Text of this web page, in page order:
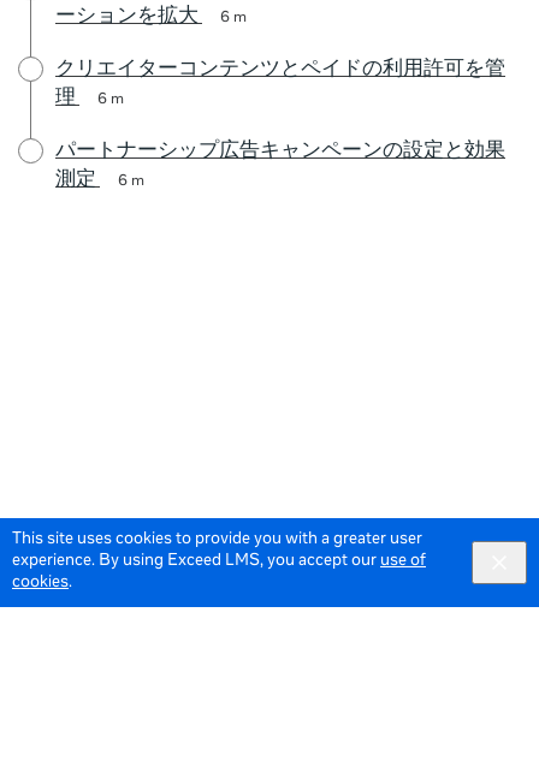
This site uses cookies to provide you with a greater user
experience. By using Exceed LMS, you accept our use of
cookies.
ーションを拡大
6 m
クリエイターコンテンツとペイドの利用許可を管
理
6 m
パートナーシップ広告キャンペーンの設定と効果
測定
6 m